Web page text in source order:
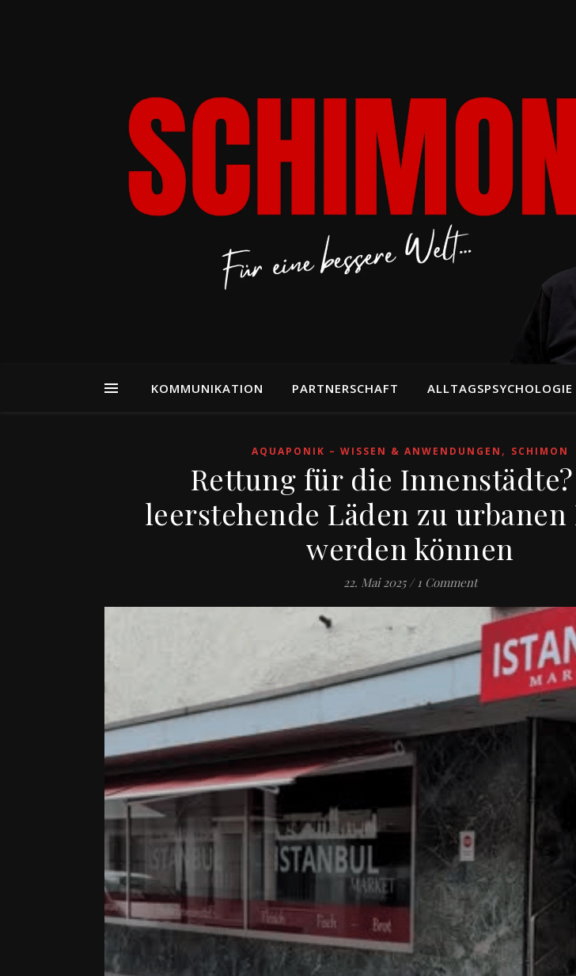
KOMMUNIKATION PARTNERSCHAFT ALLTAGSPSYCHOLOGIE
AQUAPONIK – WISSEN & ANWENDUNGEN , SCHIMON
Rettung für die
leerstehende Läden zu urbanen
werden können
22. Mai 2025 / 1 Comment